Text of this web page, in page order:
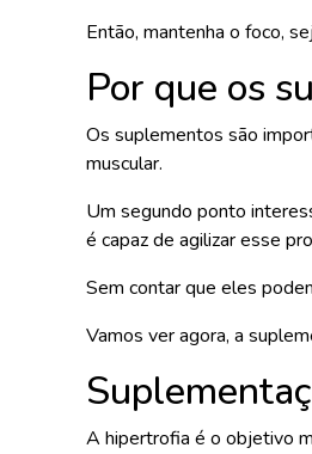
Então, mantenha o foco,
Por que os
Os suplementos são
muscular.
Um segundo ponto
é capaz de agilizar esse
Sem contar que eles
Vamos ver agora, a
A hipertrofia é o objetivo